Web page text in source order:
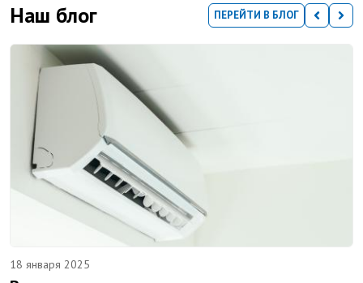
Наш блог ПЕРЕЙТИ В БЛОГ
18 января 2025